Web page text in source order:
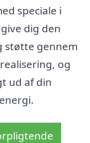
speciale i
dig den
støtte gennem
og
ud af din